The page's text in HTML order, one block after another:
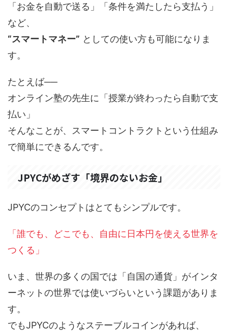
「お金を自動で送る」「条件を満たしたら支払う」
など、
“スマートマネー” としての使い方も可能になりま
す。
たとえば──
オンライン塾の先生に「授業が終わったら自動で支
払い」
そんなことが、スマートコントラクトという仕組み
で簡単にできるんです。
JPYCがめざす「境界のないお金」
JPYCのコンセプトはとてもシンプルです。
「誰でも、どこでも、自由に日本円を使える世界を
つくる」
いま、世界の多くの国では「自国の通貨」がインタ
ーネットの世界では使いづらいという課題がありま
す。
でもJPYCのようなステーブルコインがあれば、